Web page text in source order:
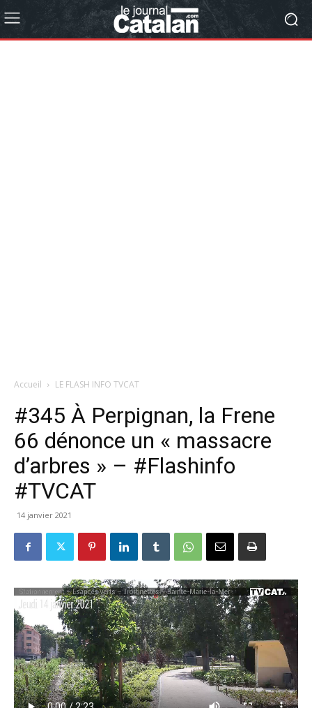
Accueil LE FLASH INFO TVCAT
#345 À Perpignan, la Frene
66 dénonce un « massacre
d’arbres » – #Flashinfo
#TVCAT
14 janvier 2021